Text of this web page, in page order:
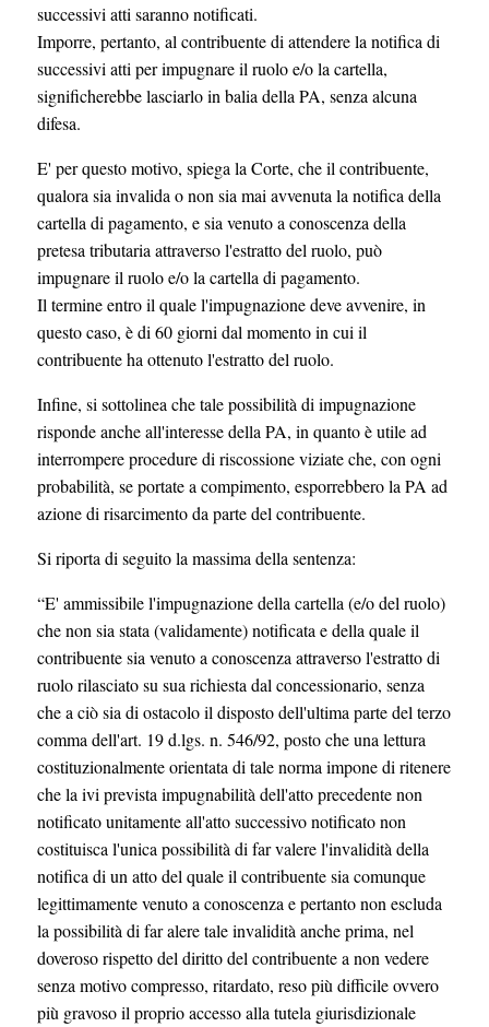
successivi atti saranno notificati.
Imporre, pertanto, al contribuente di attendere la notifica di
successivi atti per impugnare il ruolo e/o la cartella,
significherebbe lasciarlo in balia della PA, senza alcuna
difesa.
E' per questo motivo, spiega la Corte, che il contribuente,
qualora sia invalida o non sia mai avvenuta la notifica della
cartella di pagamento, e sia venuto a conoscenza della
pretesa tributaria attraverso l'estratto del ruolo, può
impugnare il ruolo e/o la cartella di pagamento.
Il termine entro il quale l'impugnazione deve avvenire, in
questo caso, è di 60 giorni dal momento in cui il
contribuente ha ottenuto l'estratto del ruolo.
Infine, si sottolinea che tale possibilità di impugnazione
risponde anche all'interesse della PA, in quanto è utile ad
interrompere procedure di riscossione viziate che, con ogni
probabilità, se portate a compimento, esporrebbero la PA ad
azione di risarcimento da parte del contribuente.
Si riporta di seguito la massima della sentenza:
“E' ammissibile l'impugnazione della cartella (e/o del ruolo)
che non sia stata (validamente) notificata e della quale il
contribuente sia venuto a conoscenza attraverso l'estratto di
ruolo rilasciato su sua richiesta dal concessionario, senza
che a ciò sia di ostacolo il disposto dell'ultima parte del terzo
comma dell'art. 19 d.lgs. n. 546/92, posto che una lettura
costituzionalmente orientata di tale norma impone di ritenere
che la ivi prevista impugnabilità dell'atto precedente non
notificato unitamente all'atto successivo notificato non
costituisca l'unica possibilità di far valere l'invalidità della
notifica di un atto del quale il contribuente sia comunque
legittimamente venuto a conoscenza e pertanto non escluda
la possibilità di far alere tale invalidità anche prima, nel
doveroso rispetto del diritto del contribuente a non vedere
senza motivo compresso, ritardato, reso più difficile ovvero
più gravoso il proprio accesso alla tutela giurisdizionale